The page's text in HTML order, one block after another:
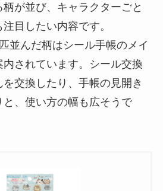
が並び、キャラクターごと
目したい内容です。
並んだ柄はシール手帳のメイ
されています。シール交換
交換したり、手帳の見開き
、使い方の幅も広そうで